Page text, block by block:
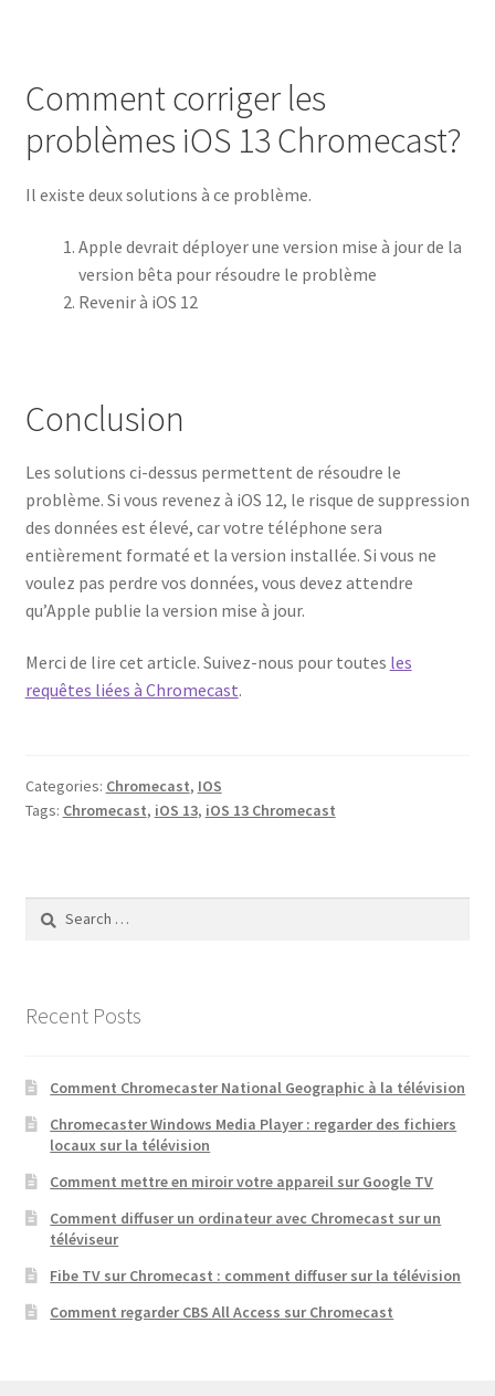
Comment corriger les
problèmes iOS 13 Chromecast?
Il existe deux solutions à ce problème.
Apple devrait déployer une version mise à jour de la
version bêta pour résoudre le problème
Revenir à iOS 12
Conclusion
Les solutions ci-dessus permettent de résoudre le
problème. Si vous revenez à iOS 12, le risque de suppression
des données est élevé, car votre téléphone sera
entièrement formaté et la version installée. Si vous ne
voulez pas perdre vos données, vous devez attendre
qu’Apple publie la version mise à jour.
Merci de lire cet article. Suivez-nous pour toutes les
requêtes liées à Chromecast.
Categories: Chromecast, IOS
Tags: Chromecast, iOS 13, iOS 13 Chromecast
Recent Posts
Comment Chromecaster National Geographic à la télévision
Chromecaster Windows Media Player : regarder des fichiers
locaux sur la télévision
Comment mettre en miroir votre appareil sur Google TV
Comment diffuser un ordinateur avec Chromecast sur un
téléviseur
Fibe TV sur Chromecast : comment diffuser sur la télévision
Comment regarder CBS All Access sur Chromecast